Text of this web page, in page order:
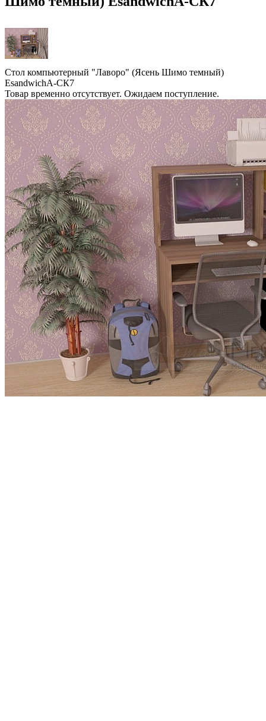
Стол компьютерный "Лаворо" (Ясень Шимо темный)
EsandwichA-СК7
Товар временно отсутствует. Ожидаем поступление.